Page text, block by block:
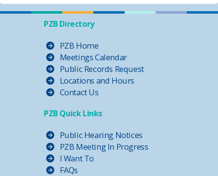
PZB Directory
PZB Home
Meetings Calendar
Public Records Request
Locations and Hours
Contact Us
PZB Quick Links
Public Hearing Notices
PZB Meeting In Progress
I Want To
FAQs